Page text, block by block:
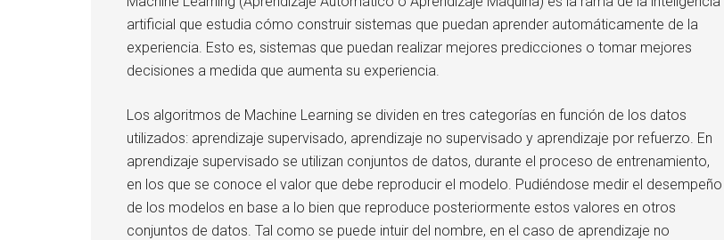
artificial que estudia cómo construir sistemas que puedan aprender automáticamente de la
experiencia. Esto es, sistemas que puedan realizar mejores predicciones o tomar mejores
decisiones a medida que aumenta su experiencia.
Los algoritmos de Machine Learning se dividen en tres categorías en función de los datos
utilizados: aprendizaje supervisado, aprendizaje no supervisado y aprendizaje por refuerzo. En
aprendizaje supervisado se utilizan conjuntos de datos, durante el proceso de entrenamiento,
en los que se conoce el valor que debe reproducir el modelo. Pudiéndose medir el desempeño
de los modelos en base a lo bien que reproduce posteriormente estos valores en otros
conjuntos de datos. Tal como se puede intuir del nombre, en el caso de aprendizaje no